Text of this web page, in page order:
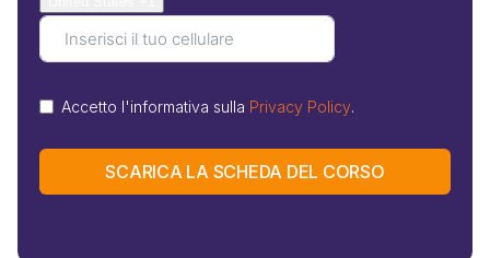
Accetto l'informativa sulla Privacy Policy.
SCARICA LA SCHEDA DEL CORSO